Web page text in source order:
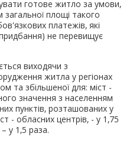
готове житло за умови,
площі такого
платежів, які
не перевищує
виходячи з
житла у регіонах
та збільшеної для: міст -
значення з населенням
пунктів, розташованих у
- обласних центрів, - у 1,75
у 1,5 раза.